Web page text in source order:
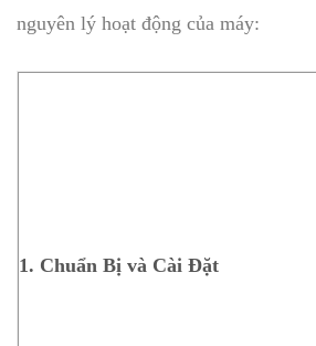
nguyên lý hoạt động của máy:
1. Chuẩn Bị và Cài Đặt